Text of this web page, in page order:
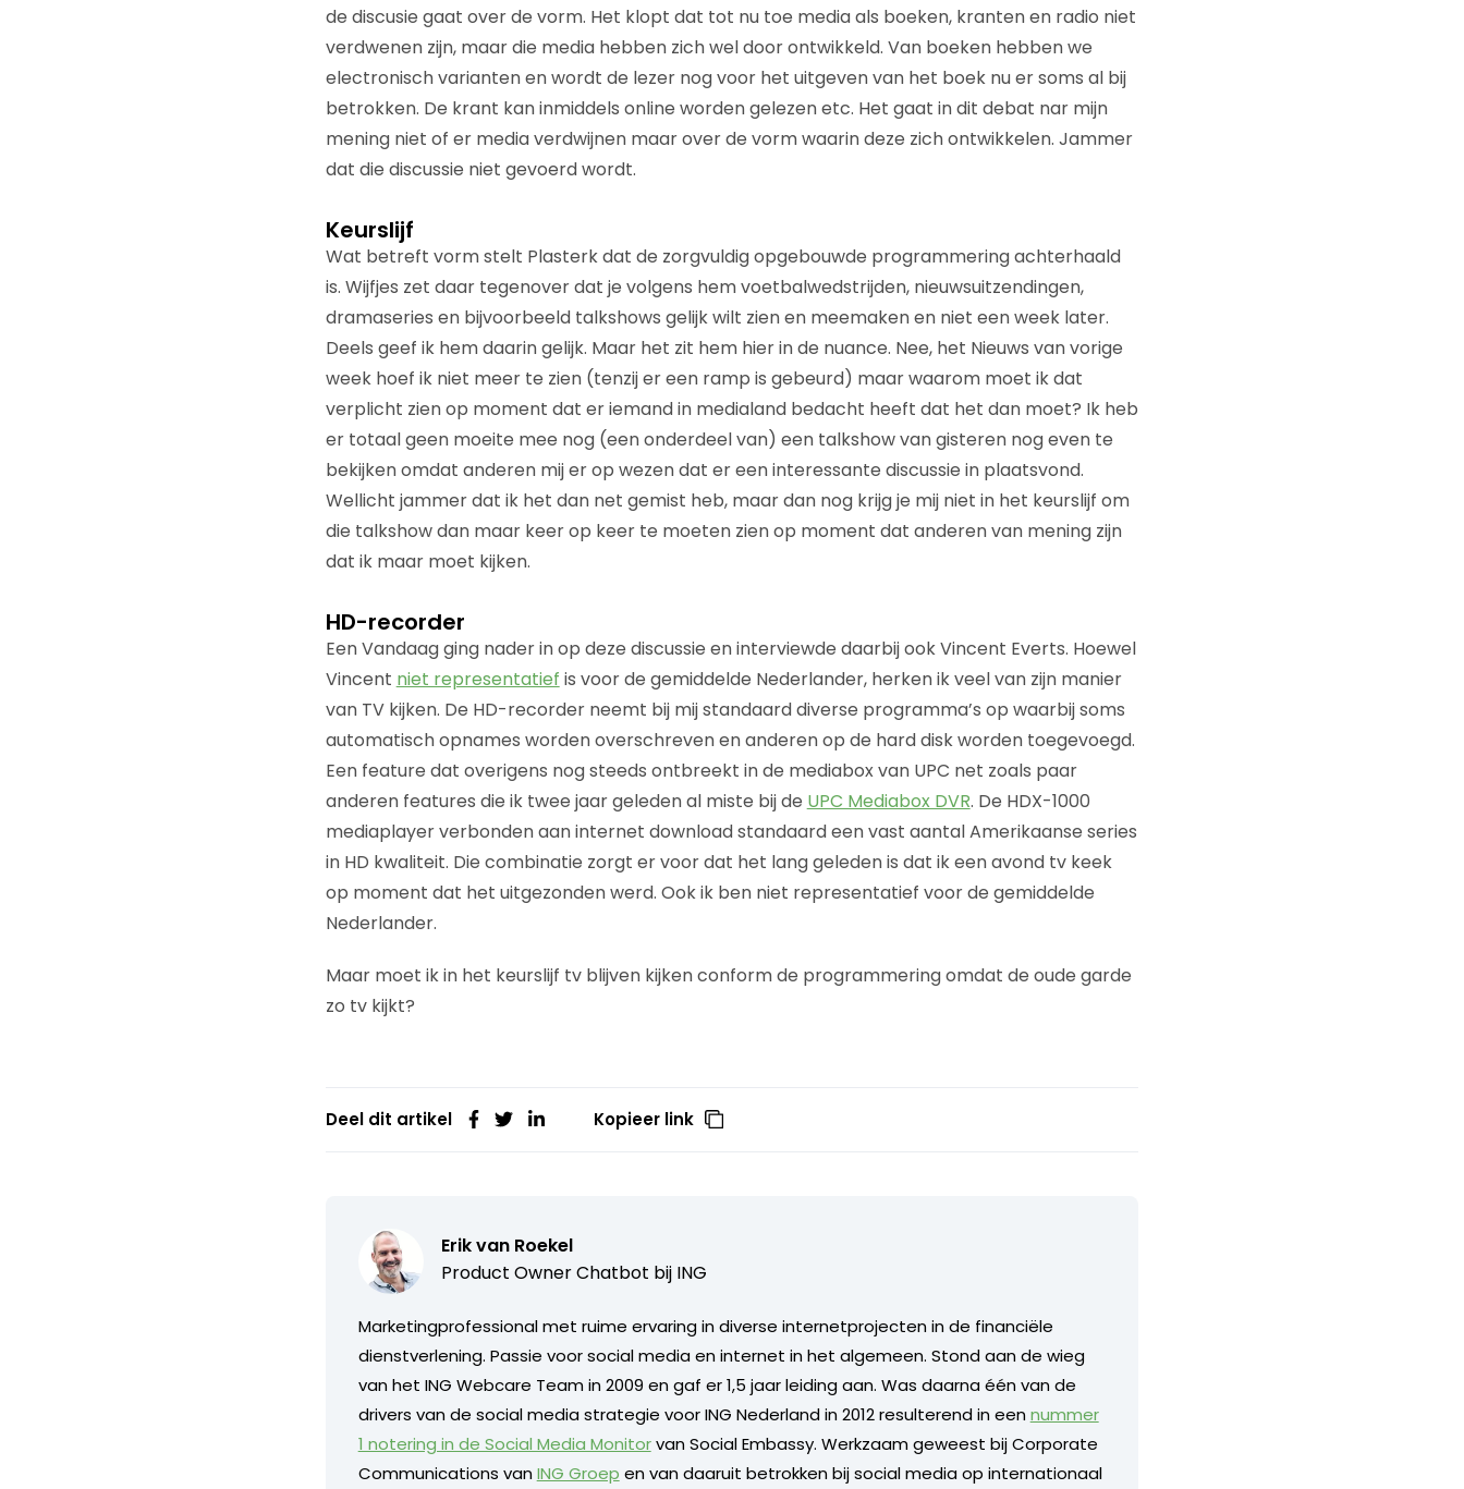
de discusie gaat over de vorm. Het klopt dat tot nu toe media als boeken, kranten en radio niet
verdwenen zijn, maar die media hebben zich wel door ontwikkeld. Van boeken hebben we
electronisch varianten en wordt de lezer nog voor het uitgeven van het boek nu er soms al bij
betrokken. De krant kan inmiddels online worden gelezen etc. Het gaat in dit debat nar mijn
mening niet of er media verdwijnen maar over de vorm waarin deze zich ontwikkelen. Jammer
dat die discussie niet gevoerd wordt.
Keurslijf
Wat betreft vorm stelt Plasterk dat de zorgvuldig opgebouwde programmering achterhaald
is. Wijfjes zet daar tegenover dat je volgens hem voetbalwedstrijden, nieuwsuitzendingen,
dramaseries en bijvoorbeeld talkshows gelijk wilt zien en meemaken en niet een week later.
Deels geef ik hem daarin gelijk. Maar het zit hem hier in de nuance. Nee, het Nieuws van vorige
week hoef ik niet meer te zien (tenzij er een ramp is gebeurd) maar waarom moet ik dat
verplicht zien op moment dat er iemand in medialand bedacht heeft dat het dan moet? Ik heb
er totaal geen moeite mee nog (een onderdeel van) een talkshow van gisteren nog even te
bekijken omdat anderen mij er op wezen dat er een interessante discussie in plaatsvond.
Wellicht jammer dat ik het dan net gemist heb, maar dan nog krijg je mij niet in het keurslijf om
die talkshow dan maar keer op keer te moeten zien op moment dat anderen van mening zijn
dat ik maar moet kijken.
HD-recorder
Een Vandaag ging nader in op deze discussie en interviewde daarbij ook Vincent Everts. Hoewel
Vincent niet representatief is voor de gemiddelde Nederlander, herken ik veel van zijn manier
van TV kijken. De HD-recorder neemt bij mij standaard diverse programma’s op waarbij soms
automatisch opnames worden overschreven en anderen op de hard disk worden toegevoegd.
Een feature dat overigens nog steeds ontbreekt in de mediabox van UPC net zoals paar
anderen features die ik twee jaar geleden al miste bij de UPC Mediabox DVR. De HDX-1000
mediaplayer verbonden aan internet download standaard een vast aantal Amerikaanse series
in HD kwaliteit. Die combinatie zorgt er voor dat het lang geleden is dat ik een avond tv keek
op moment dat het uitgezonden werd. Ook ik ben niet representatief voor de gemiddelde
Nederlander.
Maar moet ik in het keurslijf tv blijven kijken conform de programmering omdat de oude garde
zo tv kijkt?
Deel dit artikel Kopieer link
Erik van Roekel
Product Owner Chatbot bij ING
Marketingprofessional met ruime ervaring in diverse internetprojecten in de financiële
dienstverlening. Passie voor social media en internet in het algemeen. Stond aan de wieg
van het ING Webcare Team in 2009 en gaf er 1,5 jaar leiding aan. Was daarna één van de
drivers van de social media strategie voor ING Nederland in 2012 resulterend in eennummer
1 notering in de Social Media Monitorvan Social Embassy. Werkzaam geweest bij Corporate
Communications vanING Groep en van daaruit betrokken bij social media op internationaal